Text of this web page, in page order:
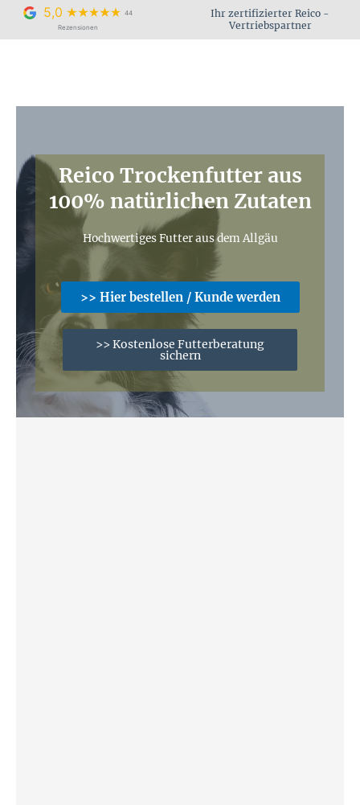
springen
5,0
44
Rezensionen
Ihr zertifizierter Reico -
Vertriebspartner
Reico Trockenfutter aus
100% natürlichen Zutaten
Hochwertiges Futter aus dem Allgäu
>> Hier bestellen / Kunde werden
>> Kostenlose Futterberatung
sichern